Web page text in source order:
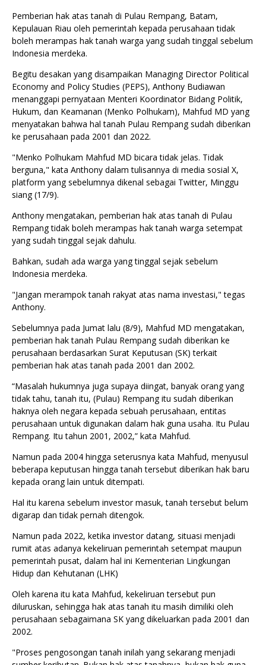
Pemberian hak atas tanah di Pulau Rempang, Batam,
Kepulauan Riau oleh pemerintah kepada perusahaan tidak
boleh merampas hak tanah warga yang sudah tinggal sebelum
Indonesia merdeka.
Begitu desakan yang disampaikan Managing Director Political
Economy and Policy Studies (PEPS), Anthony Budiawan
menanggapi pernyataan Menteri Koordinator Bidang Politik,
Hukum, dan Keamanan (Menko Polhukam), Mahfud MD yang
menyatakan bahwa hal tanah Pulau Rempang sudah diberikan
ke perusahaan pada 2001 dan 2022.
"Menko Polhukam Mahfud MD bicara tidak jelas. Tidak
berguna," kata Anthony dalam tulisannya di media sosial X,
platform yang sebelumnya dikenal sebagai Twitter, Minggu
siang (17/9).
Anthony mengatakan, pemberian hak atas tanah di Pulau
Rempang tidak boleh merampas hak tanah warga setempat
yang sudah tinggal sejak dahulu.
Bahkan, sudah ada warga yang tinggal sejak sebelum
Indonesia merdeka.
"Jangan merampok tanah rakyat atas nama investasi," tegas
Anthony.
Sebelumnya pada Jumat lalu (8/9), Mahfud MD mengatakan,
pemberian hak tanah Pulau Rempang sudah diberikan ke
perusahaan berdasarkan Surat Keputusan (SK) terkait
pemberian hak atas tanah pada 2001 dan 2002.
“Masalah hukumnya juga supaya diingat, banyak orang yang
tidak tahu, tanah itu, (Pulau) Rempang itu sudah diberikan
haknya oleh negara kepada sebuah perusahaan, entitas
perusahaan untuk digunakan dalam hak guna usaha. Itu Pulau
Rempang. Itu tahun 2001, 2002,” kata Mahfud.
Namun pada 2004 hingga seterusnya kata Mahfud, menyusul
beberapa keputusan hingga tanah tersebut diberikan hak baru
kepada orang lain untuk ditempati.
Hal itu karena sebelum investor masuk, tanah tersebut belum
digarap dan tidak pernah ditengok.
Namun pada 2022, ketika investor datang, situasi menjadi
rumit atas adanya kekeliruan pemerintah setempat maupun
pemerintah pusat, dalam hal ini Kementerian Lingkungan
Hidup dan Kehutanan (LHK)
Oleh karena itu kata Mahfud, kekeliruan tersebut pun
diluruskan, sehingga hak atas tanah itu masih dimiliki oleh
perusahaan sebagaimana SK yang dikeluarkan pada 2001 dan
2002.
"Proses pengosongan tanah inilah yang sekarang menjadi